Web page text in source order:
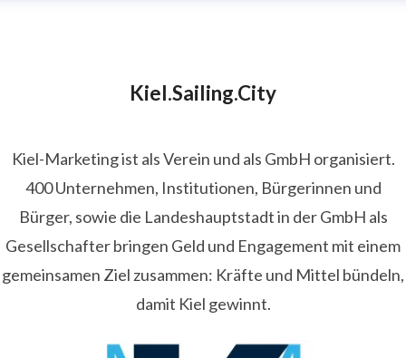
Kiel.Sailing.City
Kiel-Marketing ist als Verein und als GmbH organisiert.
400 Unternehmen, Institutionen, Bürgerinnen und
Bürger, sowie die Landeshauptstadt in der GmbH als
Gesellschafter bringen Geld und Engagement mit einem
gemeinsamen Ziel zusammen: Kräfte und Mittel bündeln,
damit Kiel gewinnt.